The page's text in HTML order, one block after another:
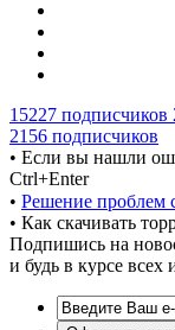
15227 подписчиков
2156 подписчиков
• Если вы нашли
Ctrl+Enter
• Решение проблем
• Как скачивать
Подпишись на
и будь в курсе всех